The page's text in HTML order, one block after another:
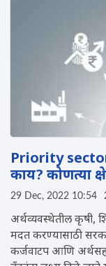
Priority
काय? कोणत्या
29 Dec, 2022 10:54
अर्थव्यवस्थेतील कृषी,
मदत करण्यासाठी
कर्जवाटप आणि